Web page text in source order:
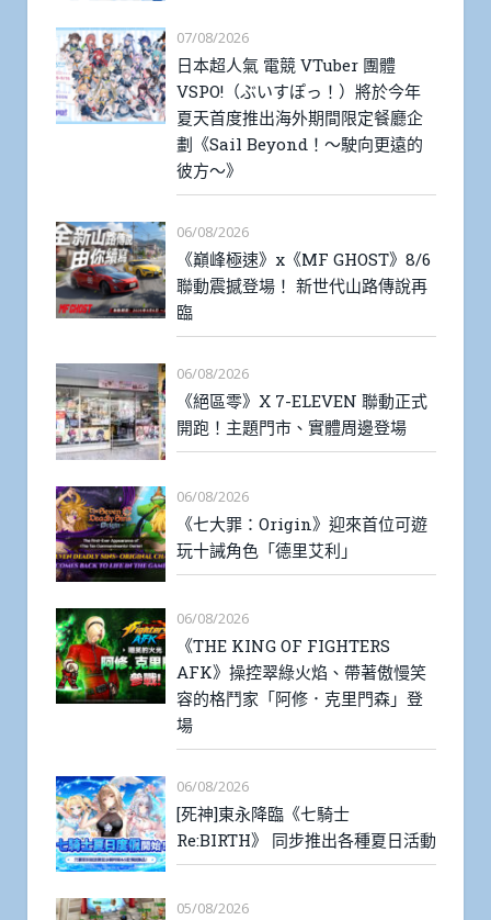
07/08/2026
日本超人氣 電競 VTuber 團體
VSPO!（ぶいすぽっ！）將於今年
夏天首度推出海外期間限定餐廳企
劃《Sail Beyond！～駛向更遠的
彼方～》
06/08/2026
《巔峰極速》x《MF GHOST》8/6
聯動震撼登場！ 新世代山路傳說再
臨
06/08/2026
《絕區零》X 7-ELEVEN 聯動正式
開跑！主題門市、實體周邊登場
06/08/2026
《七大罪：Origin》迎來首位可遊
玩十誡角色「德里艾利」
06/08/2026
《THE KING OF FIGHTERS
AFK》操控翠綠火焰、帶著傲慢笑
容的格鬥家「阿修．克里門森」登
場
06/08/2026
[死神]東永降臨《七騎士
Re:BIRTH》 同步推出各種夏日活動
05/08/2026